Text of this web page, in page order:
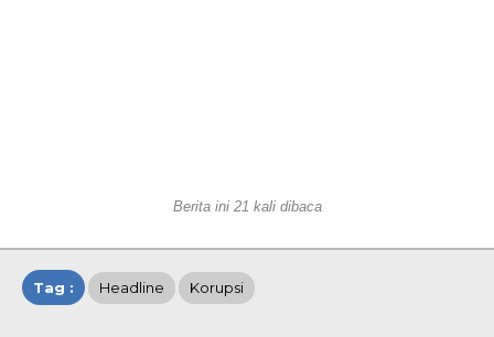
Berita ini 21 kali dibaca
Tag : Headline Korupsi